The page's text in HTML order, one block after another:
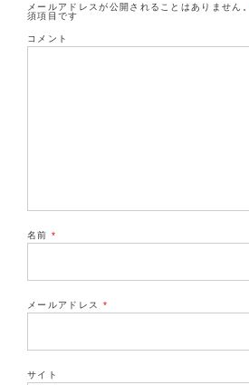
メールアドレスが公開されることはありません。
須項目です
コメント
名前 *
メールアドレス *
サイト